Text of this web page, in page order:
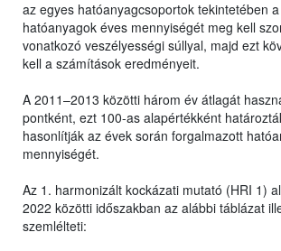
az egyes hatóanyagcsoportok tekintetében
hatóanyagok éves mennyiségét meg kell
vonatkozó veszélyességi súllyal, majd ezt
kell a számítások eredményeit.
A 2011–2013 közötti három év átlagát
pontként, ezt 100-as alapértékként
hasonlítják az évek során forgalmazott
mennyiségét.
Az 1. harmonizált kockázati mutató (HRI 1)
2022 közötti időszakban az alábbi táblázat
szemlélteti: